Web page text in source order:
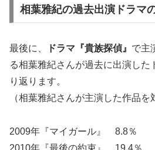
相葉雅紀の過去出演ドラマ
最後に、 ドラマ『貴族探偵』 で主
る相葉雅紀さんが過去に出演した
り返ります。
（相葉雅紀さんが主演した作品を
2009年『マイガール』 8.8％
2010年『最後の約束』 19.4％